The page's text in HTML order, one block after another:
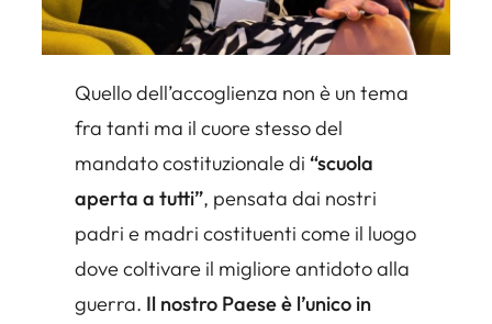
Quello dell’accoglienza non è un tema
fra tanti ma il cuore stesso del
mandato costituzionale di “scuola
aperta a tutti”, pensata dai nostri
padri e madri costituenti come il luogo
dove coltivare il migliore antidoto alla
guerra. Il nostro Paese è l’unico in